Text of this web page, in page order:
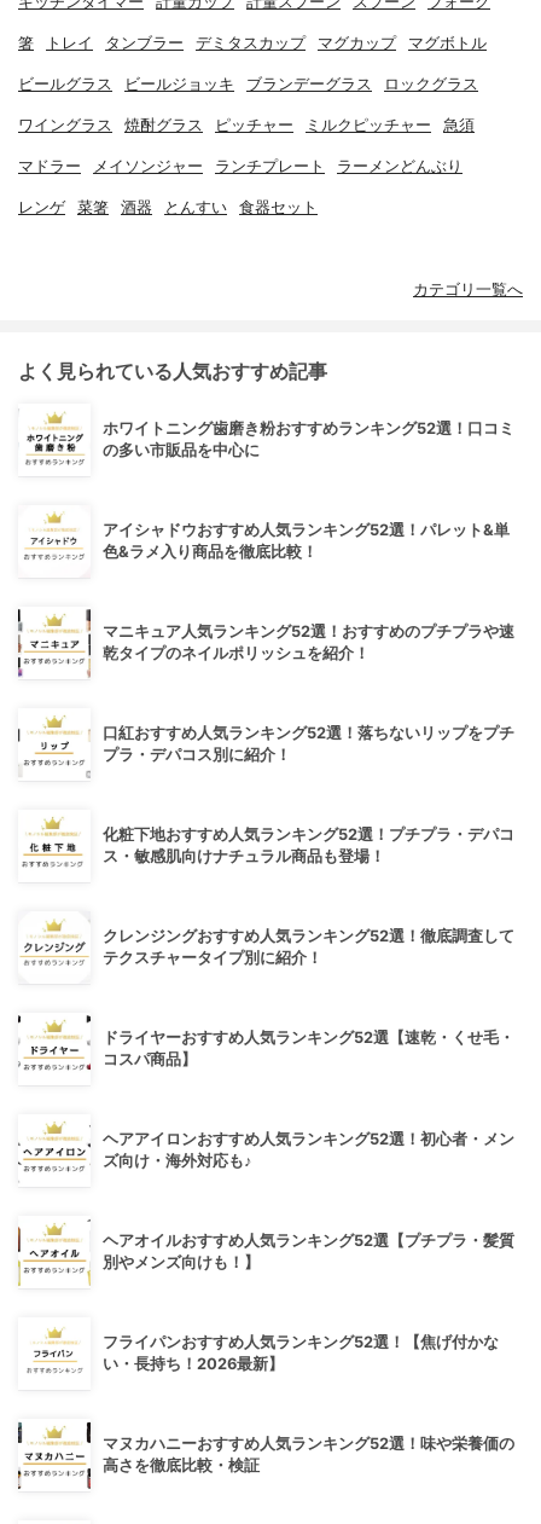
箸 トレイ タンブラー デミタスカップ マグカップ マグボトル
ビールグラス ビールジョッキ ブランデーグラス ロックグラス
ワイングラス 焼酎グラス ピッチャー ミルクピッチャー 急須
マドラー メイソンジャー ランチプレート ラーメンどんぶり
レンゲ 菜箸 酒器 とんすい 食器セット
カテゴリ一覧へ
よく見られている人気おすすめ記事
ホワイトニング歯磨き粉おすすめランキング52選！口コミ
の多い市販品を中心に
アイシャドウおすすめ人気ランキング52選！パレット&単
色&ラメ入り商品を徹底比較！
マニキュア人気ランキング52選！おすすめのプチプラや速
乾タイプのネイルポリッシュを紹介！
口紅おすすめ人気ランキング52選！落ちないリップをプチ
プラ・デパコス別に紹介！
化粧下地おすすめ人気ランキング52選！プチプラ・デパコ
ス・敏感肌向けナチュラル商品も登場！
クレンジングおすすめ人気ランキング52選！徹底調査して
テクスチャータイプ別に紹介！
ドライヤーおすすめ人気ランキング52選【速乾・くせ毛・
コスパ商品】
ヘアアイロンおすすめ人気ランキング52選！初心者・メン
ズ向け・海外対応も♪
ヘアオイルおすすめ人気ランキング52選【プチプラ・髪質
別やメンズ向けも！】
フライパンおすすめ人気ランキング52選！【焦げ付かな
い・長持ち！2026最新】
マヌカハニーおすすめ人気ランキング52選！味や栄養価の
高さを徹底比較・検証